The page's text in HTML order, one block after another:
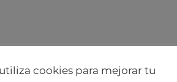
cookies para mejorar tu